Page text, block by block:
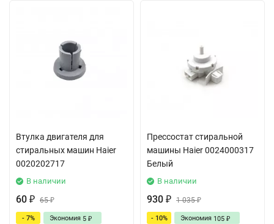
Втулка двигателя для
стиральных машин Haier
0020202717
В наличии
60 ₽ 65₽
- 7% Экономия 5 ₽
Прессостат стиральной
машины Haier 0024000317
Белый
В наличии
930 ₽ 1 035₽
- 10% Экономия 105 ₽